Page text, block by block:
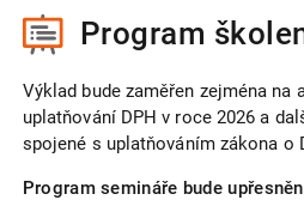
Program
Výklad bude zaměřen zejména na
uplatňování DPH v roce 2026 a
spojené s uplatňováním zákona o
Program semináře bude